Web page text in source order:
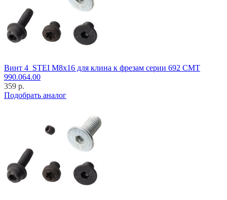
Винт 4_STEI M8x16 для клина к фрезам серии 692 CMT
990.064.00
359 р.
Подобрать аналог